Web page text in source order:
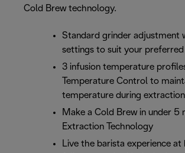
Cold Brew technology.
Standard grinder adjustment
settings to suit your
3 infusion temperature
Temperature Control to
temperature during extraction
Make a Cold Brew in under 5
Extraction Technology
Live the barista experience at